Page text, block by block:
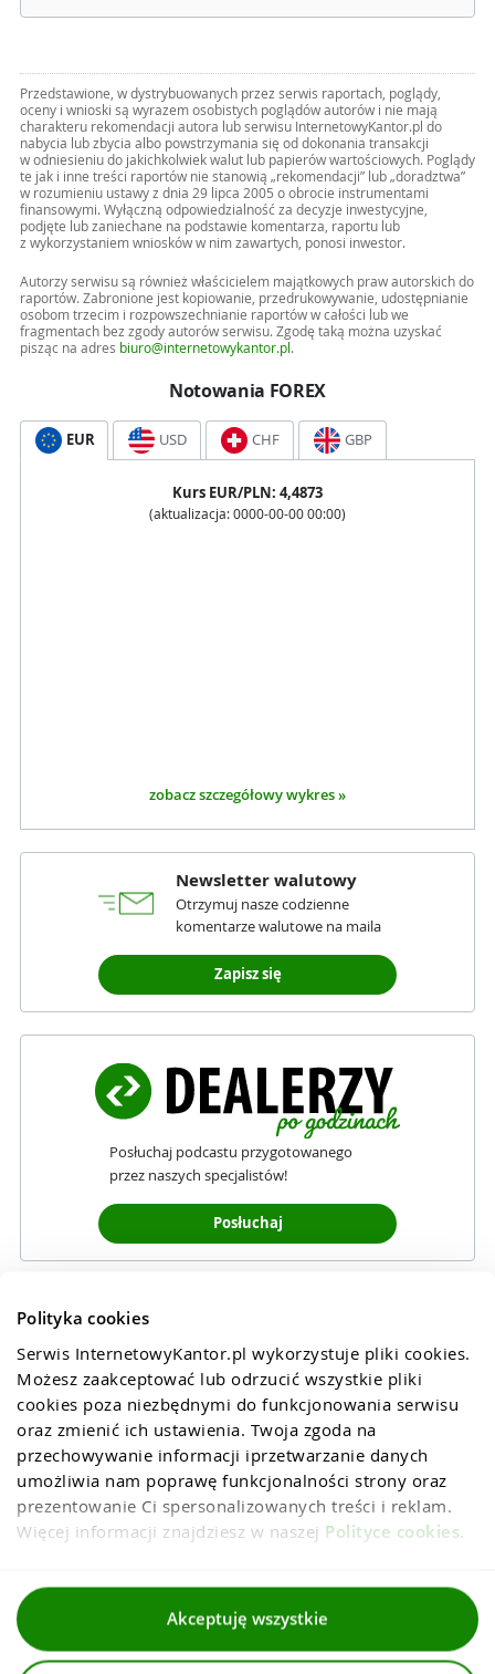
Polityka cookies
Serwis InternetowyKantor.pl wykorzystuje pliki cookies.
Możesz zaakceptować lub odrzucić wszystkie pliki
cookies poza niezbędnymi do funkcjonowania serwisu
oraz zmienić ich ustawienia. Twoja zgoda na
przechowywanie informacji iprzetwarzanie danych
umożliwia nam poprawę funkcjonalności strony oraz
prezentowanie Ci spersonalizowanych treści i reklam.
Więcej informacji znajdziesz w naszej Polityce cookies.
Akceptuję wszystkie
Przedstawione, w dystrybuowanych przez serwis raportach, poglądy,
oceny i wnioski są wyrazem osobistych poglądów autorów i nie mają
charakteru rekomendacji autora lub serwisu InternetowyKantor.pl do
nabycia lub zbycia albo powstrzymania się od dokonania transakcji
w odniesieniu do jakichkolwiek walut lub papierów wartościowych. Poglądy
te jak i inne treści raportów nie stanowią „rekomendacji” lub „doradztwa”
w rozumieniu ustawy z dnia 29 lipca 2005 o obrocie instrumentami
finansowymi. Wyłączną odpowiedzialność za decyzje inwestycyjne,
podjęte lub zaniechane na podstawie komentarza, raportu lub
z wykorzystaniem wniosków w nim zawartych, ponosi inwestor.
Autorzy serwisu są również właścicielem majątkowych praw autorskich do
raportów. Zabronione jest kopiowanie, przedrukowywanie, udostępnianie
osobom trzecim i rozpowszechnianie raportów w całości lub we
fragmentach bez zgody autorów serwisu. Zgodę taką można uzyskać
pisząc na adres biuro@internetowykantor.pl .
Notowania FOREX
EUR USD CHF GBP
Kurs EUR/PLN: 4,4873
(aktualizacja: 0000-00-00 00:00)
zobacz szczegółowy wykres »
Newsletter walutowy
Otrzymuj nasze codzienne
komentarze walutowe na maila
Zapisz się
Posłuchaj podcastu przygotowanego
przez naszych specjalistów!
Posłuchaj
Regulaminy